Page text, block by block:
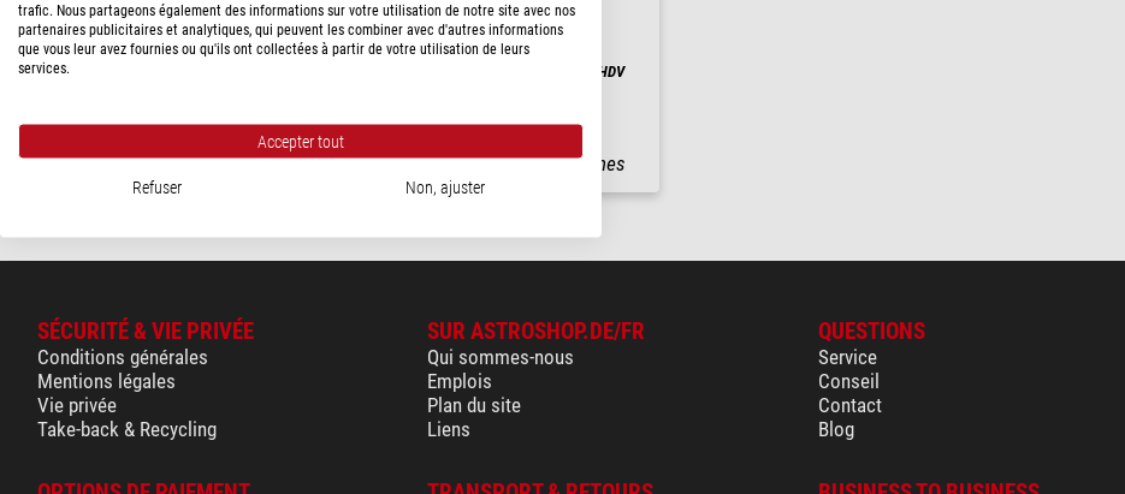
20 - 60 $ (1)
DISPONIBILITÉ
Manfrotto
Tête vidéo 501HLV Poignée pour 501HDV
57,00 $
expédié sous1-2 semaines
SÉCURITÉ & VIE PRIVÉE
Conditions générales
Mentions légales
Vie privée
Take-back & Recycling
SUR ASTROSHOP.DE/FR
Qui sommes-nous
Emplois
Plan du site
Liens
QUESTIONS
Service
Conseil
Contact
Blog
trafic. Nous partageons également des informations sur votre utilisation de notre site avec nos
partenaires publicitaires et analytiques, qui peuvent les combiner avec d'autres informations
que vous leur avez fournies ou qu'ils ont collectées à partir de votre utilisation de leurs
services.
Accepter tout
Refuser Non, ajuster